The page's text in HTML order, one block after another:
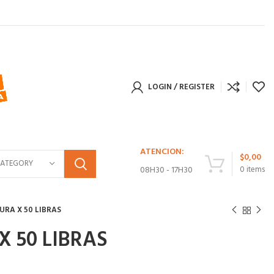
LOGIN / REGISTER
ATENCION:
08H30 - 17H30
0 items
$0,00
X 50 LIBRAS
50 LIBRAS